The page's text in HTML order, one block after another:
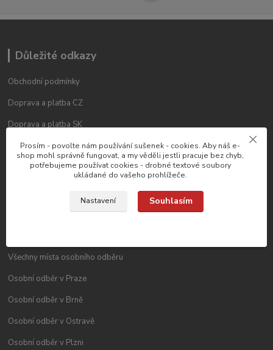
Důležité odkazy
Obchodní podmínky
Doprava a platba CZ
Doprava a platba SK
Reklamační řád
Všechny místa osobního odběru
Osobní odběr v Praze
Osobní odběr v Brně
Osobní odběr v Ostravě
Osobní odběr v Plzni
Prosím - povolte nám používání sušenek - cookies. Aby náš e-
shop mohl správně fungovat, a my věděli jestli pracuje bez chyb,
potřebujeme používat cookies - drobné textové soubory
ukládané do vašeho prohlížeče.
Nastavení Souhlasím